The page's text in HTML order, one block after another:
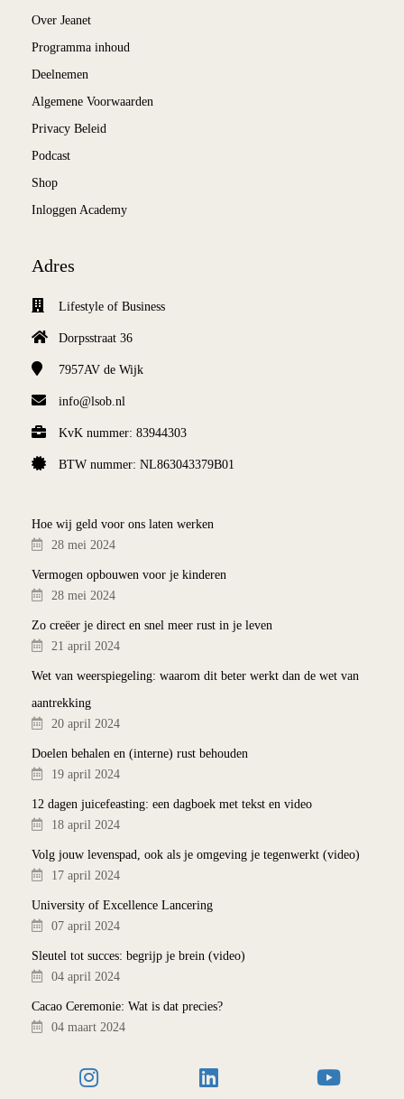
Over Jeanet
Programma inhoud
Deelnemen
Algemene Voorwaarden
Privacy Beleid
Podcast
Shop
Inloggen Academy
Adres
Lifestyle of Business
Dorpsstraat 36
7957AV de Wijk
info@lsob.nl
KvK nummer: 83944303
BTW nummer: NL863043379B01
Hoe wij geld voor ons laten werken
28 mei 2024
Vermogen opbouwen voor je kinderen
28 mei 2024
Zo creëer je direct en snel meer rust in je leven
21 april 2024
Wet van weerspiegeling: waarom dit beter werkt dan de wet van
aantrekking
20 april 2024
Doelen behalen en (interne) rust behouden
19 april 2024
12 dagen juicefeasting: een dagboek met tekst en video
18 april 2024
Volg jouw levenspad, ook als je omgeving je tegenwerkt (video)
17 april 2024
University of Excellence Lancering
07 april 2024
Sleutel tot succes: begrijp je brein (video)
04 april 2024
Cacao Ceremonie: Wat is dat precies?
04 maart 2024